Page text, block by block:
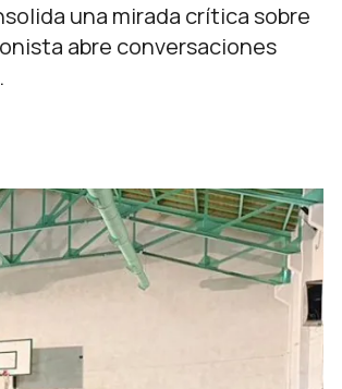
una mirada crítica sobre
abre conversaciones